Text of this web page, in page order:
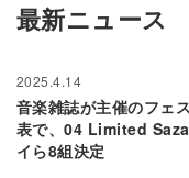
最新ニュース
2025.4.14
音楽雑誌が主催のフ
表で、04 Limited
イら8組決定